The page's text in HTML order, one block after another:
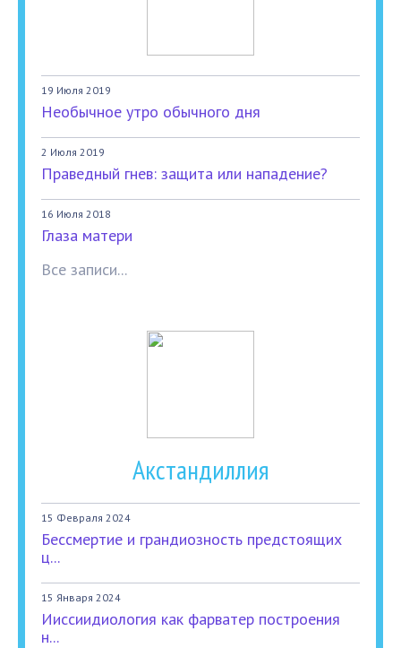
19 Июля 2019
Необычное утро обычного дня
2 Июля 2019
Праведный гнев: защита или нападение?
16 Июля 2018
Глаза матери
Все записи...
Акстандиллия
15 Февраля 2024
Бессмертие и грандиозность предстоящих
ц...
15 Января 2024
Ииссиидиология как фарватер построения
н...